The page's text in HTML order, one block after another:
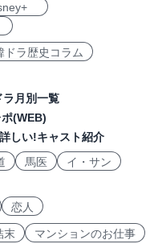
ドラ歴史コラム
ラ月別一覧
(WEB)
しい!キャスト紹介
馬医
イ・サン
恋人
末
マンションのお仕事